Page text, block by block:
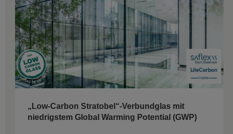
„Low-Carbon Stratobel“-Verbundglas mit
niedrigstem Global Warming Potential (GWP)